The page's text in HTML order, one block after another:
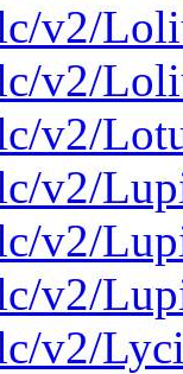
v2/
v2/
v2/
v2/
v2/
v2/
v2/